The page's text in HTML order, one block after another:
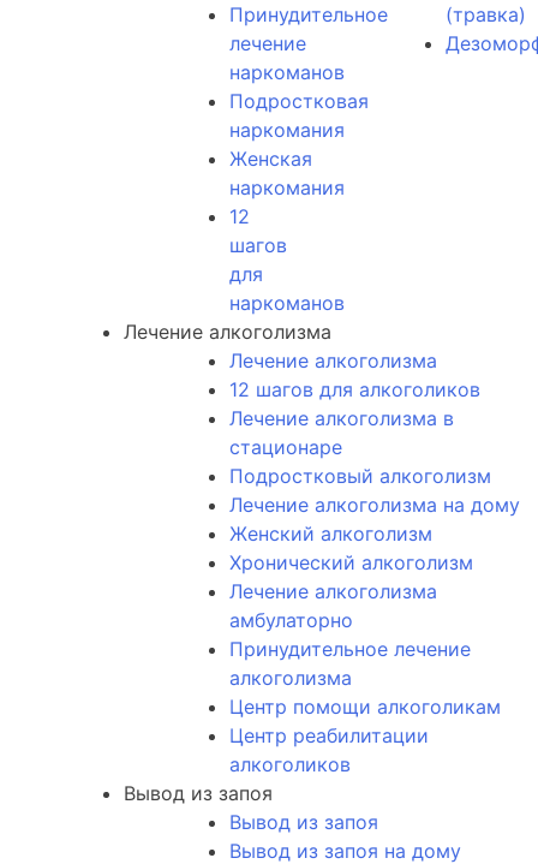
Принудительное
лечение
наркоманов
Подростковая
наркомания
Женская
наркомания
12
шагов
для
наркоманов
(травка)
Лечение алкоголизма
Лечение алкоголизма
12 шагов для алкоголиков
Лечение алкоголизма в
стационаре
Подростковый алкоголизм
Лечение алкоголизма на дому
Женский алкоголизм
Хронический алкоголизм
Лечение алкоголизма
амбулаторно
Принудительное лечение
алкоголизма
Центр помощи алкоголикам
Центр реабилитации
алкоголиков
Вывод из запоя
Вывод из запоя
Вывод из запоя на дому